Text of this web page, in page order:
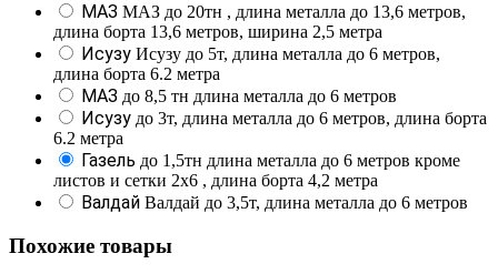
МАЗ МАЗ до 20тн , длина металла до 13,6 метров,
длина борта 13,6 метров, ширина 2,5 метра
Исузу Исузу до 5т, длина металла до 6 метров,
длина борта 6.2 метра
МАЗ до 8,5 тн длина металла до 6 метров
Исузу до 3т, длина металла до 6 метров, длина борта
6.2 метра
Газель до 1,5тн длина металла до 6 метров кроме
листов и сетки 2х6 , длина борта 4,2 метра
Валдай Валдай до 3,5т, длина металла до 6 метров
Похожие товары